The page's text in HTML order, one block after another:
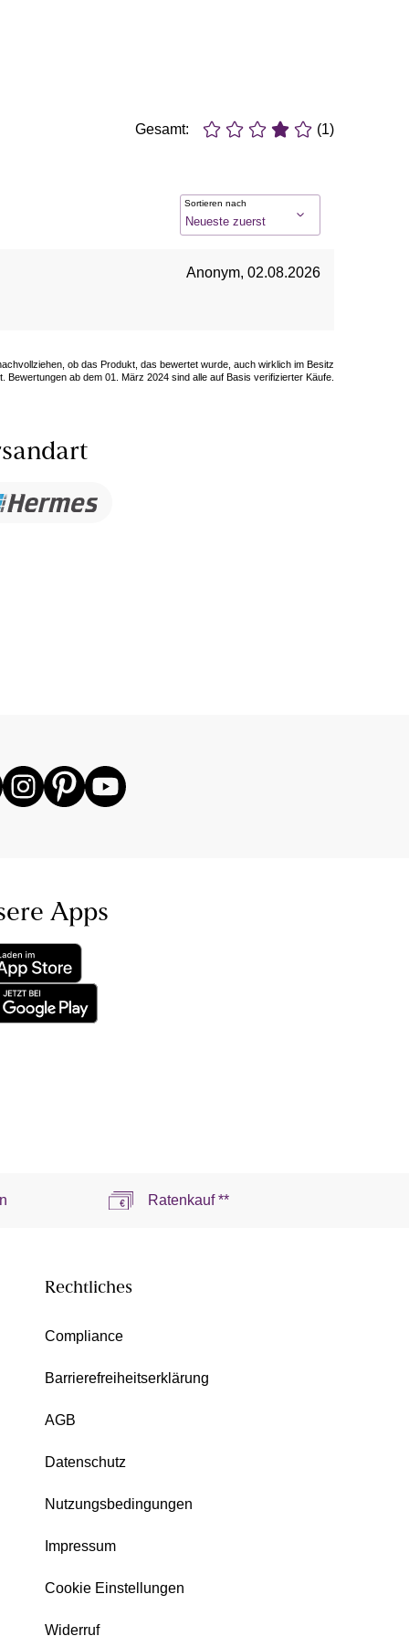
Gesamt: (1)
Sortieren nach
Anonym, 02.08.2026
ob das Produkt, das bewertet wurde, auch wirklich im Besitz
Bewertungen ab dem 01. März 2024 sind alle auf Basis verifizierter Käufe.
Apps
Ratenkauf **
Rechtliches
Compliance
Barrierefreiheitserklärung
AGB
Datenschutz
Nutzungsbedingungen
Impressum
Cookie Einstellungen
Widerruf